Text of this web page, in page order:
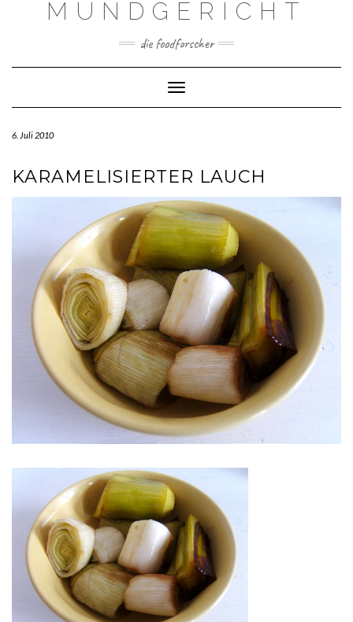
MUNDGERICHT
die foodforscher
Toggle Navigation
6. Juli 2010
KARAMELISIERTER LAUCH